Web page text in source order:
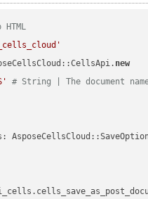
new
# String | The document